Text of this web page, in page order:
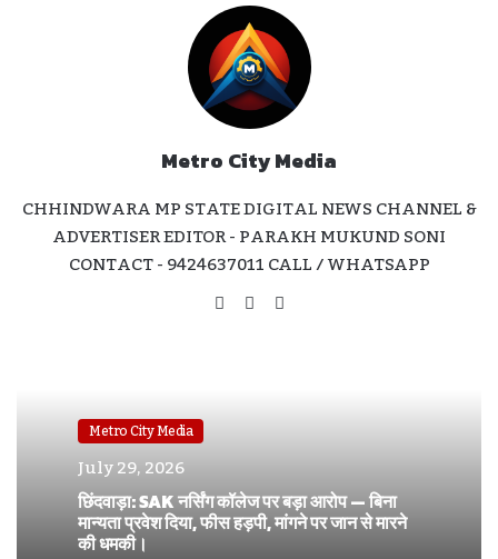
Metro City Media
CHHINDWARA MP STATE DIGITAL NEWS CHANNEL &
ADVERTISER EDITOR - PARAKH MUKUND SONI
CONTACT - 9424637011 CALL / WHATSAPP
WebsiteFacebook
Metro City Media
July 29, 2026
छिंदवाड़ा: SAK नर्सिंग कॉलेज पर बड़ा आरोप — बिना
मान्यता प्रवेश दिया, फीस हड़पी, मांगने पर जान से मारने
की धमकी।